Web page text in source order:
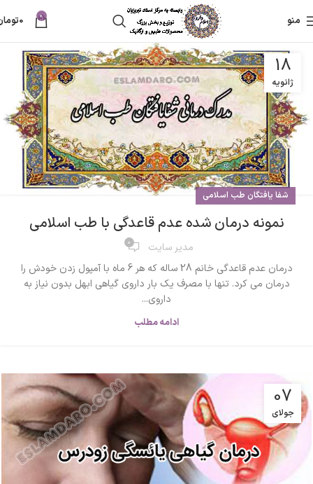
منو 0
0
18
ژانویه
شفا یافتگان طب اسلامی
نمونه درمان شده عدم قاعدگی با طب اسلامی
مدیر سایت 0
درمان عدم قاعدگی خانم 28 ساله که هر 6 ماه با آمپول زدن خودش را
درمان می کرد. تنها با مصرف یک بار داروی گیاهی ابهل بدون نیاز به
داروی...
ادامه مطلب
07
جولای